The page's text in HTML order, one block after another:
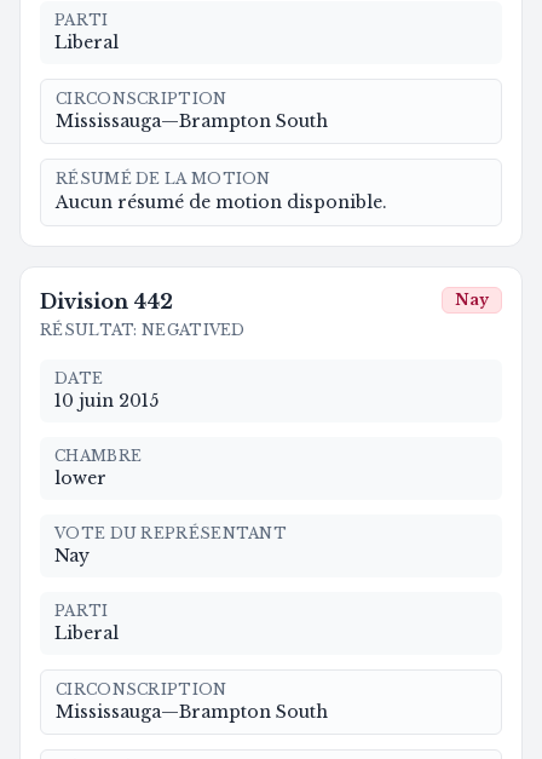
PARTI
Liberal
CIRCONSCRIPTION
Mississauga—Brampton South
RÉSUMÉ DE LA MOTION
Aucun résumé de motion disponible.
Division 442
RÉSULTAT: NEGATIVED
Nay
DATE
10 juin 2015
CHAMBRE
lower
VOTE DU REPRÉSENTANT
Nay
PARTI
Liberal
CIRCONSCRIPTION
Mississauga—Brampton South